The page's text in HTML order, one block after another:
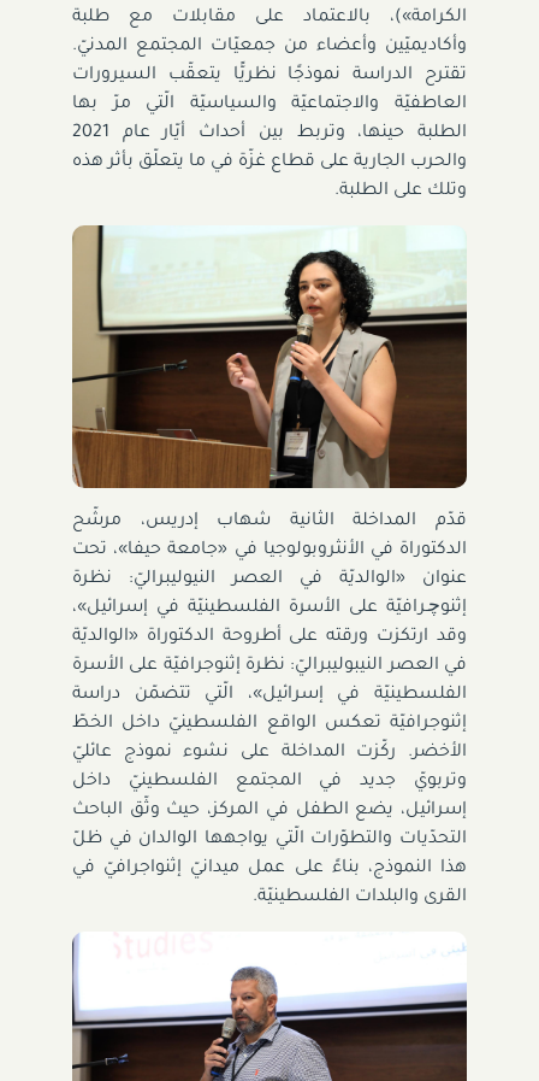
الكرامة»)، بالاعتماد على مقابلات مع طلبة
وأكاديميّين وأعضاء من جمعيّات المجتمع المدنيّ.
تقترح الدراسة نموذجًا نظريًّا يتعقّب السيرورات
العاطفيّة والاجتماعيّة والسياسيّة الّتي مرّ بها
الطلبة حينها، وتربط بين أحداث أيّار عام 2021
والحرب الجارية على قطاع غزّة في ما يتعلّق بأثر هذه
وتلك على الطلبة.
قدّم المداخلة الثانية شهاب إدريس، مرشّح
الدكتوراة في الأنثروبولوجيا في «جامعة حيفا»، تحت
عنوان «الوالديّة في العصر النيوليبراليّ: نظرة
إثنوﭼـرافيّة على الأسرة الفلسطينيّة في إسرائيل»،
وقد ارتكزت ورقته على أطروحة الدكتوراة «الوالديّة
في العصر النيبوليبراليّ: نظرة إثنوجرافيّة على الأسرة
الفلسطينيّة في إسرائيل»، الّتي تتضمّن دراسة
إثنوجرافيّة تعكس الواقع الفلسطينيّ داخل الخطّ
الأخضر. ركّزت المداخلة على نشوء نموذج عائليّ
وتربويّ جديد في المجتمع الفلسطينيّ داخل
إسرائيل، يضع الطفل في المركز، حيث وثّق الباحث
التحدّيات والتطوّرات الّتي يواجهها الوالدان في ظلّ
هذا النموذج، بناءً على عمل ميدانيّ إثنواجرافيّ في
القرى والبلدات الفلسطينيّة.